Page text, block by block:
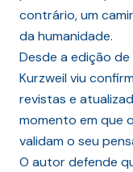
contrário, um
da humanidade.
Desde a edição
Kurzweil viu
revistas e
momento em que
validam o seu
O autor defende